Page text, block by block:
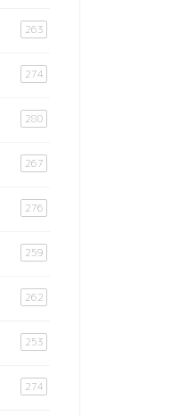
263
274
280
267
276
259
262
253
274